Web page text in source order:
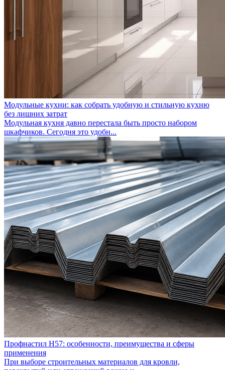
Модульные кухни: как собрать удобную и стильную кухню
без лишних затрат
Модульная кухня давно перестала быть просто набором
шкафчиков. Сегодня это удобн...
Профнастил Н57: особенности, преимущества и сферы
применения
При выборе строительных материалов для кровли,